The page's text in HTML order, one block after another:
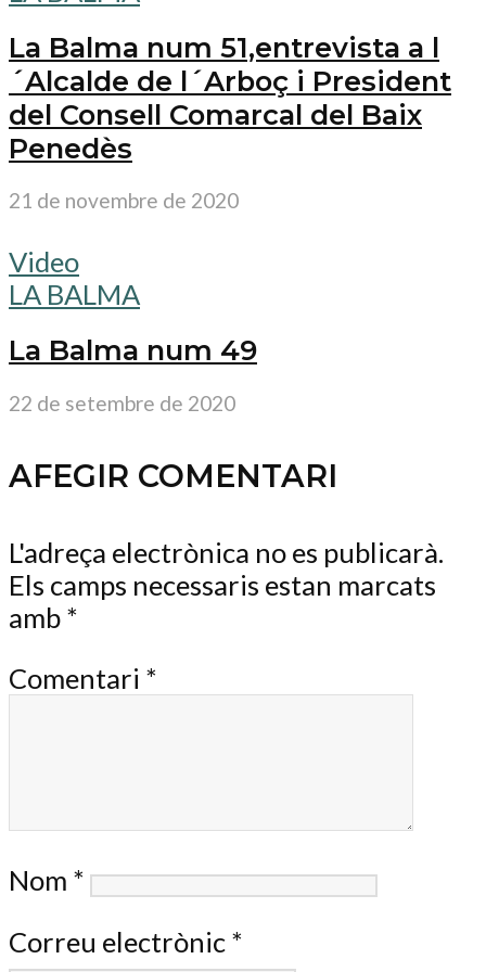
La Balma num 51,entrevista a l
´Alcalde de l´Arboç i President
del Consell Comarcal del Baix
Penedès
21 de novembre de 2020
Video
LA BALMA
La Balma num 49
22 de setembre de 2020
AFEGIR COMENTARI
L'adreça electrònica no es publicarà.
Els camps necessaris estan marcats
amb *
Comentari *
Nom *
Correu electrònic *